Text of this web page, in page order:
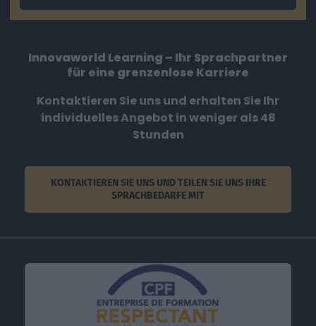
Innovaworld Learning – Ihr Sprachpartner
für eine grenzenlose Karriere
Kontaktieren Sie uns und erhalten Sie Ihr
individuelles Angebot in weniger als 48
Stunden
KONTAKTIEREN SIE UNS UND TEILEN SIE UNS IHRE
SPRACHBEDARFE MIT